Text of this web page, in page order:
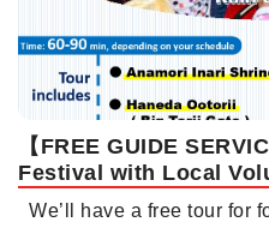
【FREE GUIDE
Festival with Local
We’ll have a free tour for